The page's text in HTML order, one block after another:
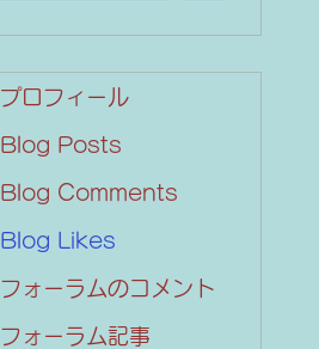
プロフィール
Blog Posts
Blog Comments
Blog Likes
フォーラムのコメント
フォーラム記事